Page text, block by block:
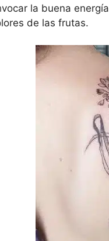
la buena
de las frutas.